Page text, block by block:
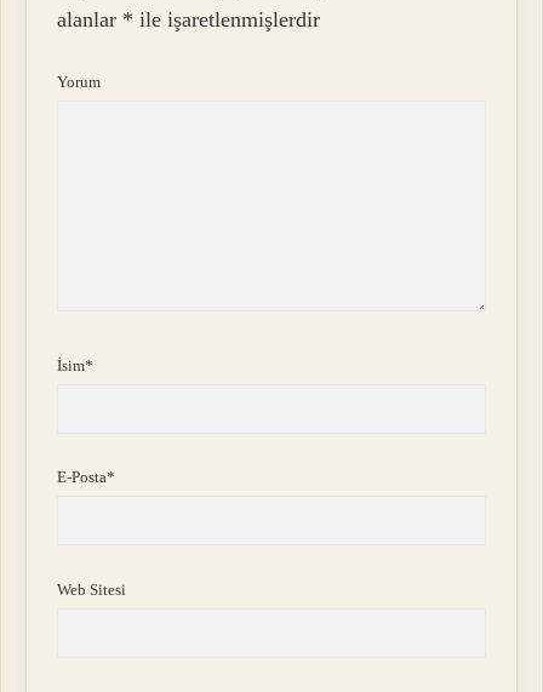
alanlar * ile işaretlenmişlerdir
Yorum
İsim*
E-Posta*
Web Sitesi